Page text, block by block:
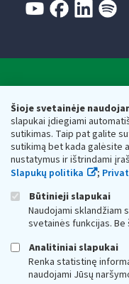
Šioje svetainėje
slapukai įdiegiami
sutikimas. Taip pat galite
sutikimą bet kada galėsite
nustatymus ir ištrindami
Slapukų politika
;
Būtinieji slapukai
Naudojami sklandžiam
svetainės funkcijas.
Analitiniai slapukai
Renka statistinę
naudojami Jūsų
Respublikos
Biudžetinė įstaiga.
adresas: Vasario 16-osios
vmi@vmi.lt, E. pristatymo
Duomenys apie
Respublikos finansų